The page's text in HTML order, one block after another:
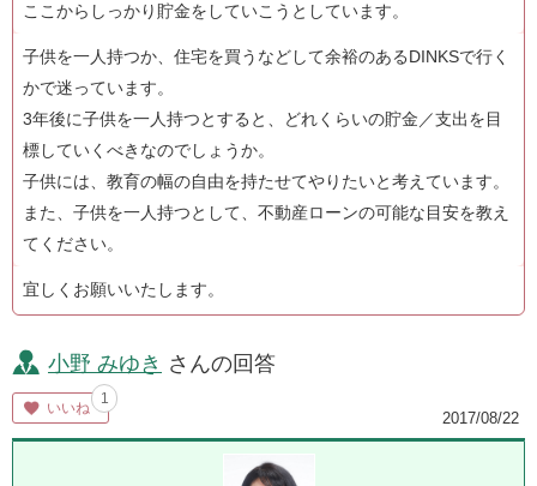
ここからしっかり貯金をしていこうとしています。
子供を一人持つか、住宅を買うなどして余裕のあるDINKSで行く
かで迷っています。
3年後に子供を一人持つとすると、どれくらいの貯金／支出を目
標していくべきなのでしょうか。
子供には、教育の幅の自由を持たせてやりたいと考えています。
また、子供を一人持つとして、不動産ローンの可能な目安を教え
てください。
宜しくお願いいたします。
小野 みゆき さんの回答
いいね
1
2017/08/22